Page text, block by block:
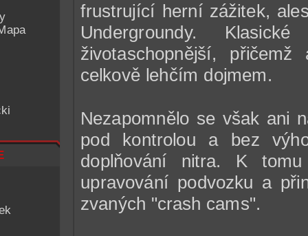
frustrující herní zážitek,
Undergroundy.
životaschopnější,
celkově lehčím dojmem.
Nezapomnělo se však ani
pod kontrolou a bez
doplňování nitra. K
upravování podvozku a
zvaných "crash cams".